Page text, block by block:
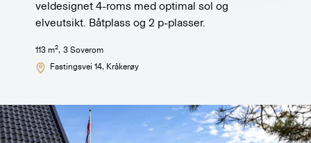
veldesignet 4-roms med optimal sol og
elveutsikt. Båtplass og 2 p-plasser.
113 m2, 3Soverom
Fastingsvei 14, Kråkerøy